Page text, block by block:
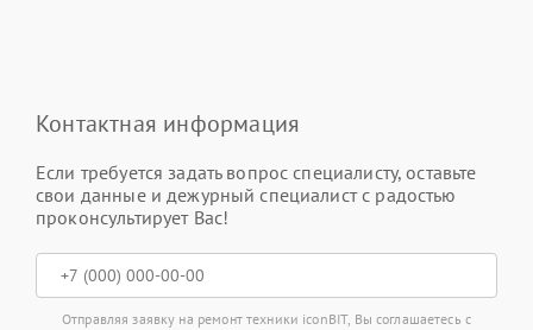
Контактная информация
Если требуется задать вопрос специалисту, оставьте
свои данные и дежурный специалист с радостью
проконсультирует Вас!
Отправляя заявку на ремонт техники iconBIT, Вы соглашаетесь с